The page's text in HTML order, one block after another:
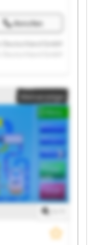
Anrufen
GmbH
Deutschland GmbH
Deutschland GmbH
Deutschland GmbH
Deutschland GmbH
Deutschland GmbH
Deutschland GmbH
Kleinanzeige